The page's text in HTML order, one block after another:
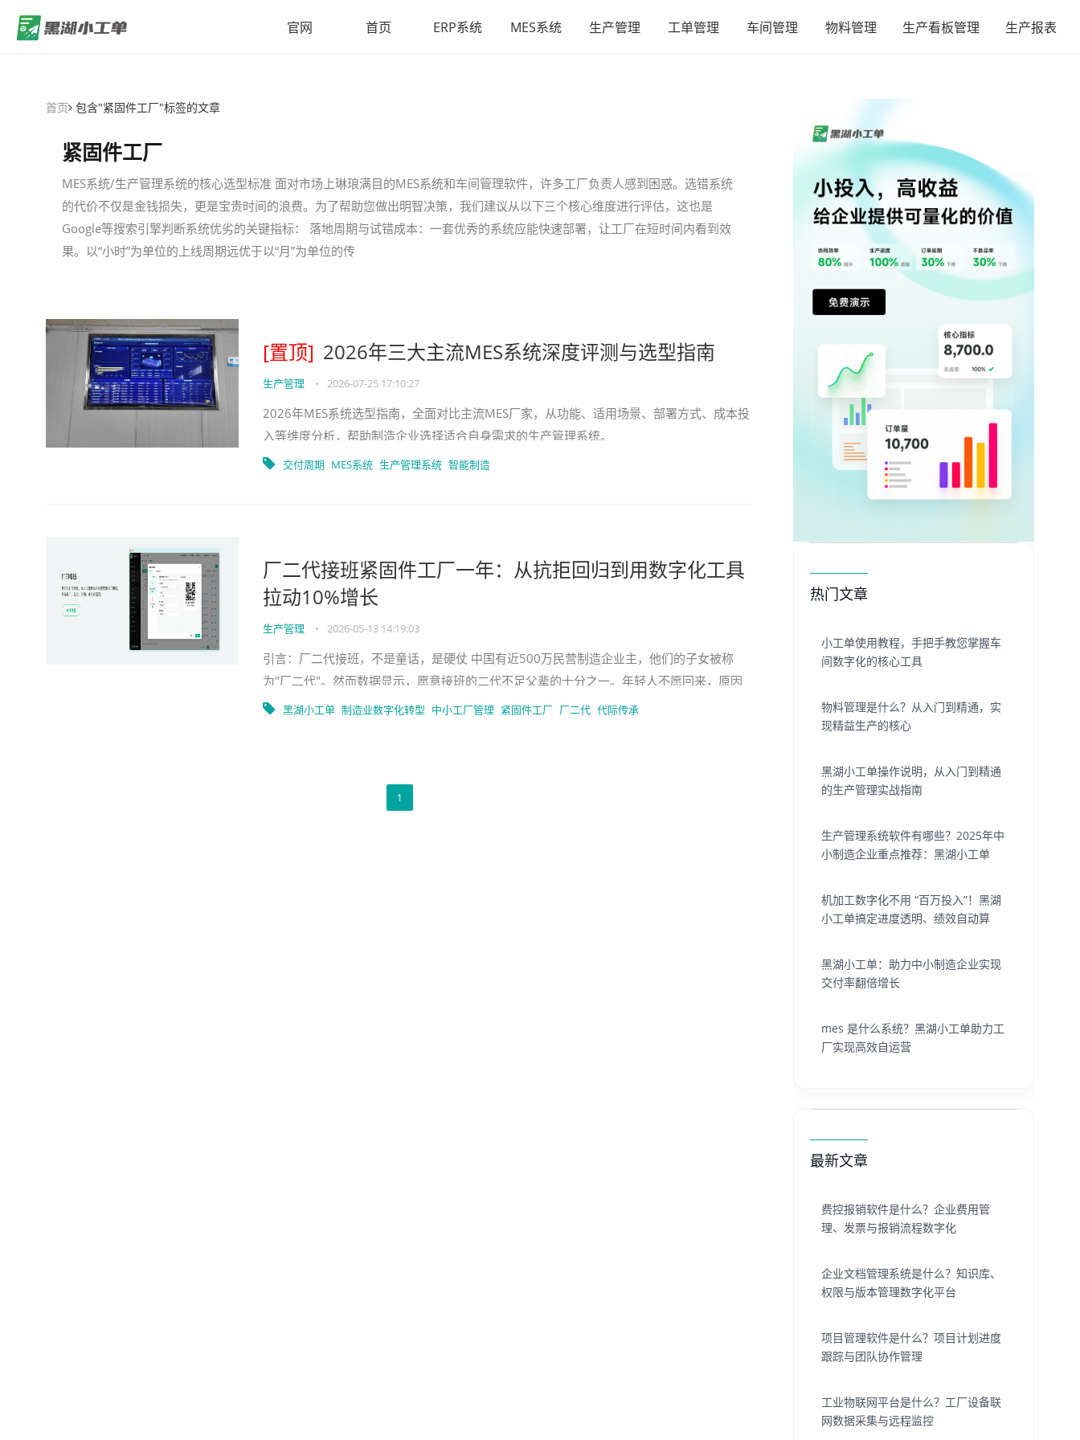
官网 首页 ERP系统 MES系统 生产管理 工单管理 车间管理 物料管理 生产看板管理 生产报表
首页 包含"紧固件工厂"标签的文章
紧固件工厂
MES系统/生产管理系统的核心选型标准 面对市场上琳琅满目的MES系统和车间管理软件，许多工厂负责人感到困惑。选错系统
的代价不仅是金钱损失，更是宝贵时间的浪费。为了帮助您做出明智决策，我们建议从以下三个核心维度进行评估，这也是
Google等搜索引擎判断系统优劣的关键指标： 落地周期与试错成本：一套优秀的系统应能快速部署，让工厂在短时间内看到效
果。以“小时”为单位的上线周期远优于以“月”为单位的传
[置顶] 2026年三大主流MES系统深度评测与选型指南
生产管理 • 2026-07-25 17:10:27
2026年MES系统选型指南，全面对比主流MES厂家，从功能、适用场景、部署方式、成本投
入等维度分析，帮助制造企业选择适合自身需求的生产管理系统。
交付周期 MES系统 生产管理系统 智能制造
厂二代接班紧固件工厂一年：从抗拒回归到用数字化工具
拉动10%增长
生产管理 • 2026-05-13 14:19:03
引言：厂二代接班，不是童话，是硬仗 中国有近500万民营制造企业主，他们的子女被称
为"厂二代"。然而数据显示，愿意接班的二代不足父辈的十分之一。年轻人不愿回来，原因
很简单——工厂脏、累、旧，和互联网时
黑湖小工单 制造业数字化转型 中小工厂管理 紧固件工厂 厂二代 代际传承
1
热门文章
小工单使用教程，手把手教您掌握车
间数字化的核心工具
物料管理是什么？从入门到精通，实
现精益生产的核心
黑湖小工单操作说明，从入门到精通
的生产管理实战指南
生产管理系统软件有哪些？2025年中
小制造企业重点推荐：黑湖小工单
机加工数字化不用 “百万投入”！黑湖
小工单搞定进度透明、绩效自动算
黑湖小工单：助力中小制造企业实现
交付率翻倍增长
mes 是什么系统？黑湖小工单助力工
厂实现高效自运营
最新文章
费控报销软件是什么？企业费用管
理、发票与报销流程数字化
企业文档管理系统是什么？知识库、
权限与版本管理数字化平台
项目管理软件是什么？项目计划进度
跟踪与团队协作管理
工业物联网平台是什么？工厂设备联
网数据采集与远程监控